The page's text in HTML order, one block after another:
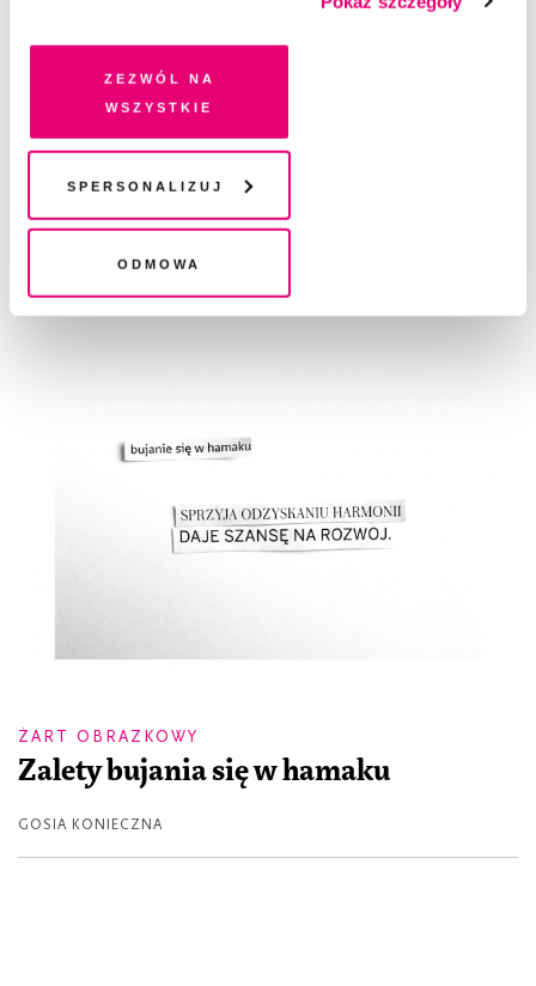
dobrowolną zgodę na pliki cookies i technologie
pokrewne, zgadzasz się na przechowywanie informacji
na Twoim urządzeniu końcowym lub dostęp do niego i
przetwarzanie danych. Zgodę na wszystkie lub niektóre
chwili wycofać lub ponowić w zakładce "Ustawienia
plików cookie". Wycofanie zgody nie wpływa na
legalność przetwarzania danych przed jej wycofaniem
Zezwól na
wszystkie
Spersonalizuj
Odmowa
ŻART OBRAZKOWY
Nadbagaż w głowie
GOSIA KONIECZNA
ŻART OBRAZKOWY
Zalety bujania się w hamaku
GOSIA KONIECZNA